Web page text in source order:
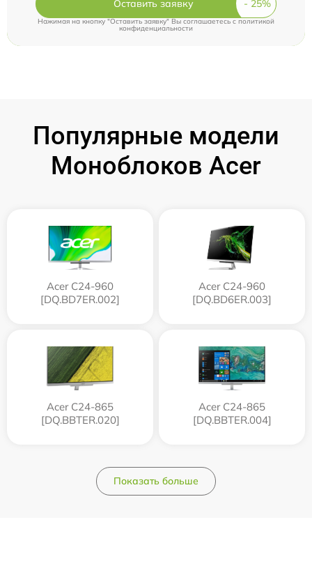
Оставить заявку
Нажимая на кнопку "Оставить заявку" Вы соглашаетесь cполитикой
конфиденциальности
Популярные модели
Моноблоков Acer
Acer C24-960
[DQ.BD7ER.002]
Acer C24-960
[DQ.BD6ER.003]
Acer C24-865
[DQ.BBTER.020]
Acer C24-865
[DQ.BBTER.004]
Показать больше